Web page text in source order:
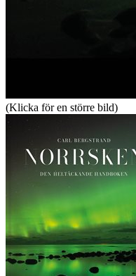
(Klicka för en större bild)